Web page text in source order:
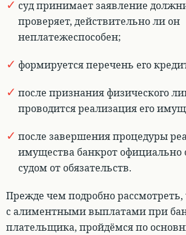
суд принимает заявление
проверяет, действительно ли он
неплатежеспособен;
формируется перечень его
после признания физического
проводится реализация его
после завершения процедуры
имущества банкрот официально
судом от обязательств.
Прежде чем подробно рассмотреть,
с алиментными выплатами при
плательщика, пройдёмся по